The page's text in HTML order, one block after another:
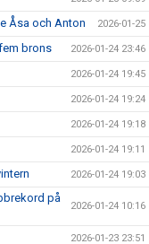
Åsa och Anton 2026-01-25
brons 2026-01-24 23:46
2026-01-24 19:45
2026-01-24 19:24
2026-01-24 19:18
2026-01-24 19:11
2026-01-24 19:03
på
2026-01-24 10:16
2026-01-23 23:51